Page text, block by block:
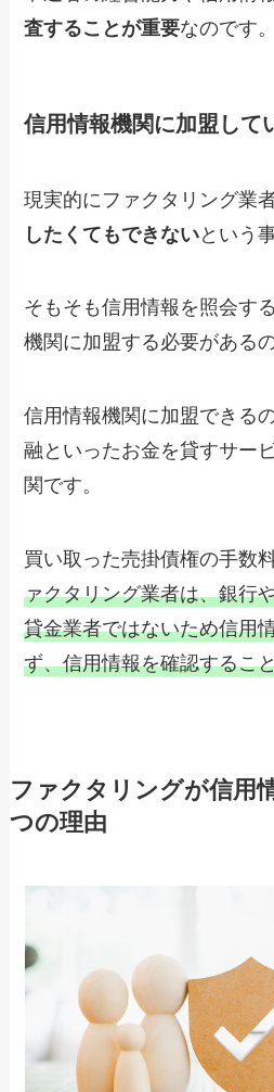
査することが重要なのです。
信用情報機関に加盟して
現実的にファクタリング業
したくてもできないという
そもそも信用情報を照会す
機関に加盟する必要があるの
信用情報機関に加盟できる
融といったお金を貸すサー
関です。
買い取った売掛債権の手数
ァクタリング業者は、銀行
貸金業者ではないため信用
ず、信用情報を確認するこ
ファクタリングが信用
つの理由